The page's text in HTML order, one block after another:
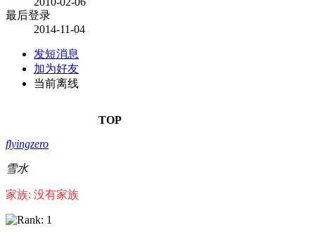
最后登录
2014-11-04
发短消息
加为好友
当前离线
TOP
flyingzero
雪水
家族: 没有家族